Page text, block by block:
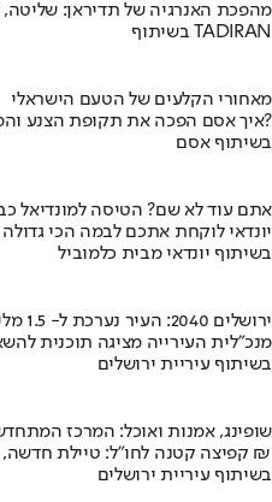
מהפכת האנרגיה של תדיראן:
בשיתוף TADIRAN
מאחורי הקלעים של הטעם הישראלי
איך אסם הפכה את תקופת הצנע והמחסור הקשה של שנות ה-40 למותג לאומי?
בשיתוף אסם
אתם עוד לא שם? הטיסה למונדיאל
יונדאי לוקחת אתכם לבמה הכי
בשיתוף יונדאי מבית כלמוביל
ירושלים 2040: העיר נערכת ל- 1.5 מליון תושבים
מנכ"לית העירייה מציגה תוכנית
בשיתוף עיריית ירושלים
שופינג, אמנות ואוכל: המרכז
קפיצה קטנה לחו"ל: טיילת חדשה, מיצגי אמנות, וכיכרות משופצות בהשקעה של 100 מיליון ₪
בשיתוף עיריית ירושלים